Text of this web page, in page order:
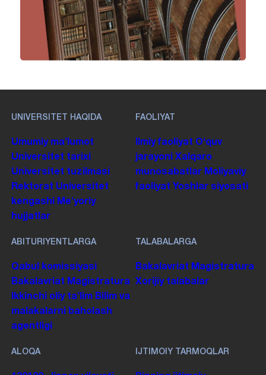
UNIVERSITET HAQIDA
Umumiy maʼlumot
Universitet tarixi
Universitet tuzilmasi
Rektorat Universitet
kengashi
Me'yoriy
hujjatlar
FAOLIYAT
Ilmiy faoliyat Oʻquv
jarayoni
Xalqaro
munosabatlar Moliyaviy
faoliyat Yoshlar siyosati
ABITURIYENTLARGA
Qabul komissiyasi
Bakalavriat Magistratura
Ikkinchi oliy taʼlim Bilim va
malakalarni baholash
agentligi
TALABALARGA
Bakalavriat Magistratura
Xorijiy talabalar
ALOQA IJTIMOIY TARMOQLAR